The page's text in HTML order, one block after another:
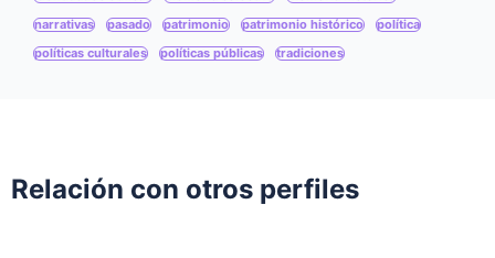
narrativas
pasado patrimonio patrimonio histórico
política
políticas culturales
políticas públicas tradiciones
Relación con otros perfiles